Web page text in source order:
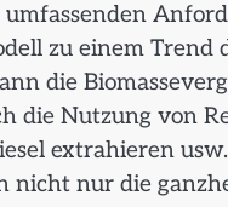
zu einem Trend
die
die Nutzung von
extrahieren
nicht nur die